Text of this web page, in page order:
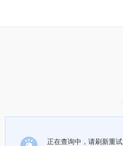
正在查询中，请刷新重试